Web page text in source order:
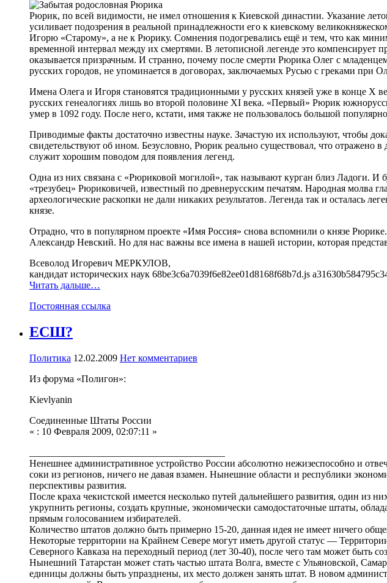
Рюрик, по всей видимости, не имел отношения к Киевской династии. Указание
усиливает подозрения в реальной принадлежности его к киевскому
Игорю «Старому», а не к Рюрику. Сомнения подогревались ещё и тем, что как
временной интервал между их смертями. В летописной легенде это компенсирует
оказывается призрачным. И странно, почему после смерти Рюрика Олег с
русских городов, не упоминается в договорах, заключаемых Русью с греками при
Имена Олега и Игоря становятся традиционными у русских князей уже в конце X
русских генеалогиях лишь во второй половине XI века. «Первый» Рюрик
умер в 1092 году. После него, кстати, имя также не пользовалось большой
Приводимые факты достаточно известны науке. Зачастую их используют, чтобы
свидетельствуют об ином. Безусловно, Рюрик реально существовал, что отражено
служит хорошим поводом для появления легенд.
Одна из них связана с «Рюриковой могилой», так называют курган близ Ладоги.
«трезубец» Рюриковичей, известный по древнерусским печатям. Народная молва
археологические раскопки не дали никаких результатов. Легенда так и осталась
князе.
Отрадно, что в популярном проекте «Имя Россия» снова вспомнили о князе
Александр Невский. Но для нас важны все имена в нашей истории, которая
Всеволод Игоревич МЕРКУЛОВ,
кандидат исторических наук 68be3c6a7039f6e82ee01d8168f68b7d.js
Читать дальше…
Постоянная ссылка
ЕСШ?
Политика 12.02.2009 Нет комментариев
Из форума «Полигон»:
Kievlyanin
Соединенные Штаты России
« : 10 Февраля 2009, 02:07:11 »
Ненешнее административное устройство России абсолютно нежизеспособно и
соки из регионов, ничего не давая взамен. Нынешние области и республики
перспективы развития.
После краха чекистской имеется несколько путей дальнейшего развития, один
укрупнить регионы, создать крупные, экономически самодостаточные штаты,
прямым голосованием избирателей.
Количество штатов должно быть примерно 15-20, данная идея не имеет ничего
Некоторые территории на Крайнем Севере могут иметь другой статус —
Северного Кавказа на переходный период (лет 30-40), после чего там может быть
Нынешний Татарстан может стать частью штата Волга, вместе с Ульяновской,
единицы должны быть упразднены, их место должен занять штат. В новом